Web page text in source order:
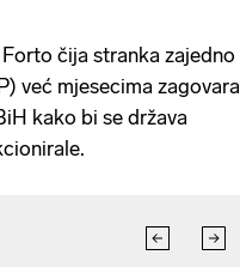
čija stranka zajedno
već mjesecima zagovara
kako bi se država